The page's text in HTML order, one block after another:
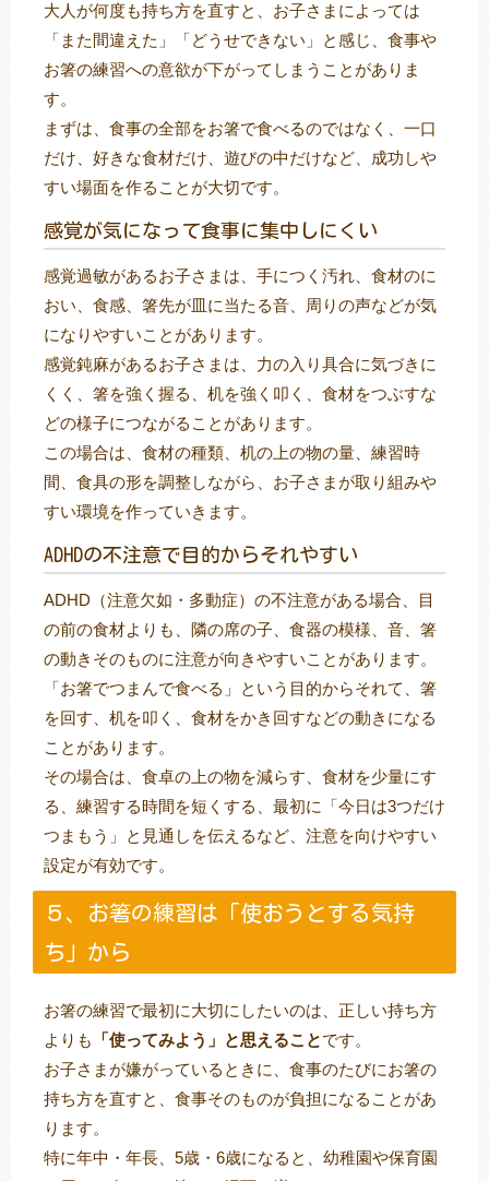
大人が何度も持ち方を直すと、お子さまによっては
「また間違えた」「どうせできない」と感じ、食事や
お箸の練習への意欲が下がってしまうことがありま
す。
まずは、食事の全部をお箸で食べるのではなく、一口
だけ、好きな食材だけ、遊びの中だけなど、成功しや
すい場面を作ることが大切です。
感覚が気になって食事に集中しにくい
感覚過敏があるお子さまは、手につく汚れ、食材のに
おい、食感、箸先が皿に当たる音、周りの声などが気
になりやすいことがあります。
感覚鈍麻があるお子さまは、力の入り具合に気づきに
くく、箸を強く握る、机を強く叩く、食材をつぶすな
どの様子につながることがあります。
この場合は、食材の種類、机の上の物の量、練習時
間、食具の形を調整しながら、お子さまが取り組みや
すい環境を作っていきます。
ADHDの不注意で目的からそれやすい
ADHD（注意欠如・多動症）の不注意がある場合、目
の前の食材よりも、隣の席の子、食器の模様、音、箸
の動きそのものに注意が向きやすいことがあります。
「お箸でつまんで食べる」という目的からそれて、箸
を回す、机を叩く、食材をかき回すなどの動きになる
ことがあります。
その場合は、食卓の上の物を減らす、食材を少量にす
る、練習する時間を短くする、最初に「今日は3つだけ
つまもう」と見通しを伝えるなど、注意を向けやすい
設定が有効です。
５、お箸の練習は「使おうとする気持
ち」から
お箸の練習で最初に大切にしたいのは、正しい持ち方
よりも
「使ってみよう」と思えることです。
お子さまが嫌がっているときに、食事のたびにお箸の
持ち方を直すと、食事そのものが負担になることがあ
ります。
特に年中・年長、5歳・6歳になると、幼稚園や保育園